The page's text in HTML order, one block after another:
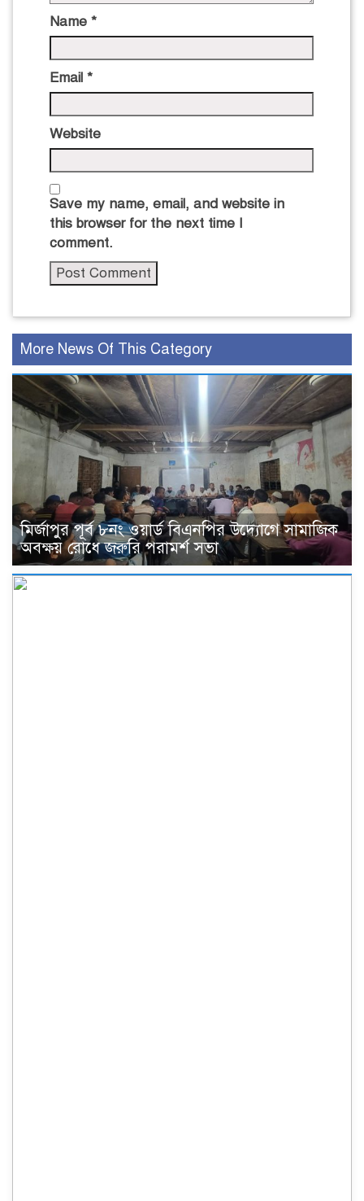
Name *
Email *
Website
Save my name, email, and website in
this browser for the next time I
comment.
More News Of This Category
মির্জাপুর পূর্ব ৮নং ওয়ার্ড বিএনপির উদ্যোগে সামাজিক
অবক্ষয় রোধে জরুরি পরামর্শ সভা